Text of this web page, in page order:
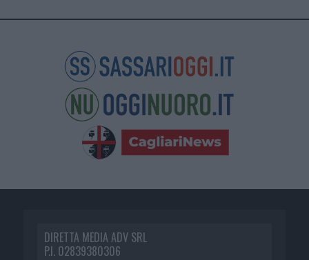
DIRETTA MEDIA ADV SRL
P.I. 02839380306